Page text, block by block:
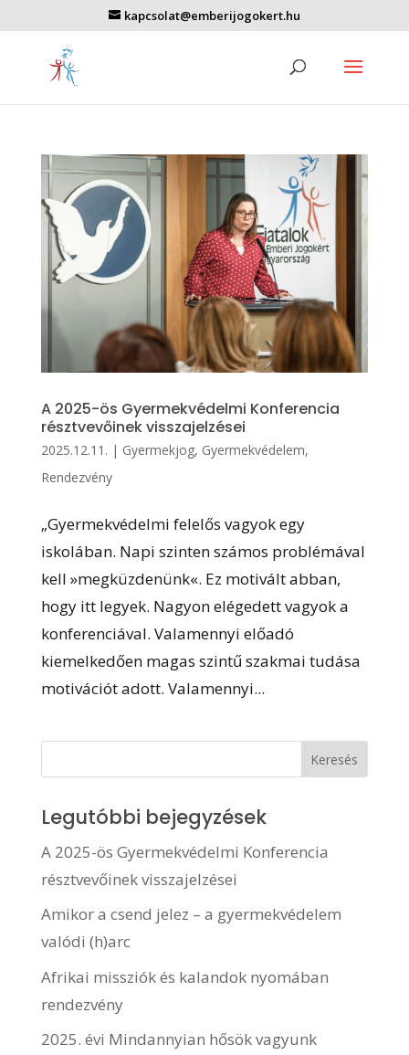
kapcsolat@emberijogokert.hu
A 2025-ös Gyermekvédelmi Konferencia
résztvevőinek visszajelzései
2025.12.11. | Gyermekjog, Gyermekvédelem,
Rendezvény
„Gyermekvédelmi felelős vagyok egy
iskolában. Napi szinten számos problémával
kell »megküzdenünk«. Ez motivált abban,
hogy itt legyek. Nagyon elégedett vagyok a
konferenciával. Valamennyi előadó
kiemelkedően magas szintű szakmai tudása
motivációt adott. Valamennyi...
Legutóbbi bejegyzések
A 2025-ös Gyermekvédelmi Konferencia
résztvevőinek visszajelzései
Amikor a csend jelez – a gyermekvédelem
valódi (h)arc
Afrikai missziók és kalandok nyomában
rendezvény
2025. évi Mindannyian hősök vagyunk